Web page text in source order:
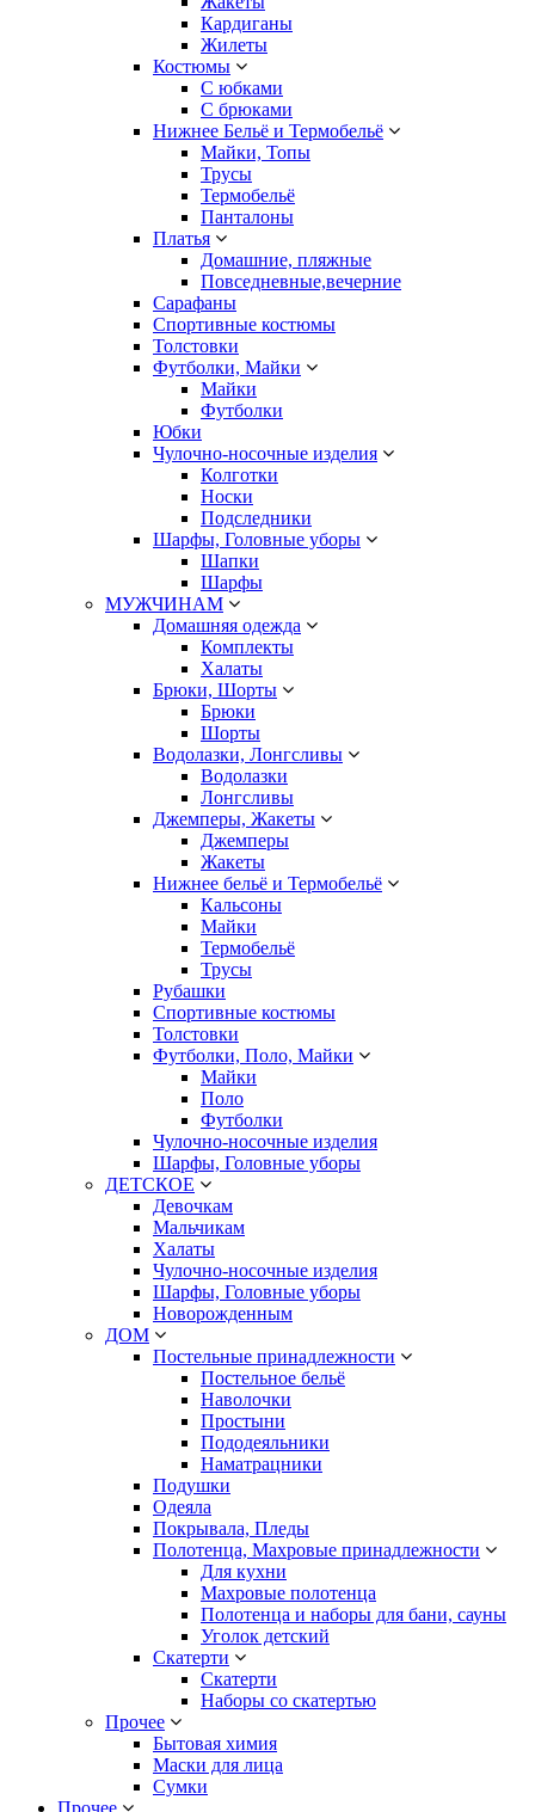
Кардиганы
Жилеты
Костюмы
С юбками
С брюками
Нижнее Бельё и Термобельё
Майки, Топы
Трусы
Термобельё
Панталоны
Платья
Домашние, пляжные
Повседневные,вечерние
Сарафаны
Спортивные костюмы
Толстовки
Футболки, Майки
Майки
Футболки
Юбки
Чулочно-носочные изделия
Колготки
Носки
Подследники
Шарфы, Головные уборы
Шапки
Шарфы
МУЖЧИНАМ
Домашняя одежда
Комплекты
Халаты
Брюки, Шорты
Брюки
Шорты
Водолазки, Лонгсливы
Водолазки
Лонгсливы
Джемперы, Жакеты
Джемперы
Жакеты
Нижнее бельё и Термобельё
Кальсоны
Майки
Термобельё
Трусы
Рубашки
Спортивные костюмы
Толстовки
Футболки, Поло, Майки
Майки
Поло
Футболки
Чулочно-носочные изделия
Шарфы, Головные уборы
ДЕТСКОЕ
Девочкам
Мальчикам
Халаты
Чулочно-носочные изделия
Шарфы, Головные уборы
Новорожденным
ДОМ
Постельные принадлежности
Постельное бельё
Наволочки
Простыни
Пододеяльники
Наматрацники
Подушки
Одеяла
Покрывала, Пледы
Полотенца, Махровые принадлежности
Для кухни
Махровые полотенца
Полотенца и наборы для бани, сауны
Уголок детский
Скатерти
Скатерти
Наборы со скатертью
Прочее
Бытовая химия
Маски для лица
Сумки
Прочее